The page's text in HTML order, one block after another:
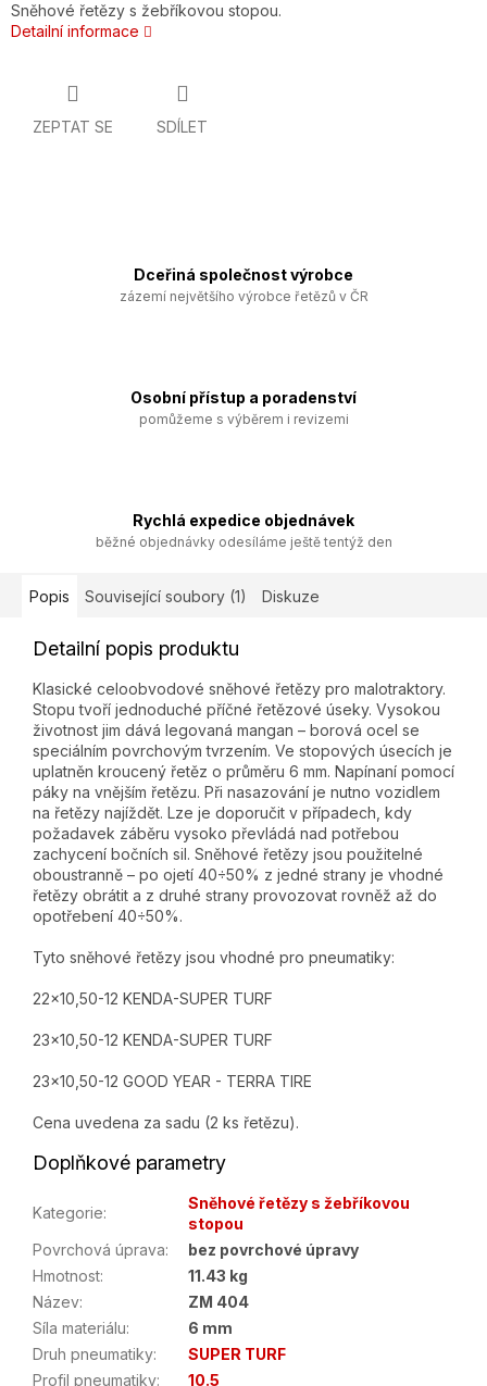
Sněhové řetězy s žebříkovou stopou.
Detailní informace
ZEPTAT SE SDÍLET
Dceřiná společnost výrobce
zázemí největšího výrobce řetězů v ČR
Osobní přístup a poradenství
pomůžeme s výběrem i revizemi
Rychlá expedice objednávek
běžné objednávky odesíláme ještě tentýž den
Popis Související soubory (1) Diskuze
Detailní popis produktu
Klasické celoobvodové sněhové řetězy pro malotraktory.
Stopu tvoří jednoduché příčné řetězové úseky. Vysokou
životnost jim dává legovaná mangan – borová ocel se
speciálním povrchovým tvrzením. Ve stopových úsecích je
uplatněn kroucený řetěz o průměru 6 mm. Napínaní pomocí
páky na vnějším řetězu. Při nasazování je nutno vozidlem
na řetězy najíždět. Lze je doporučit v případech, kdy
požadavek záběru vysoko převládá nad potřebou
zachycení bočních sil. Sněhové řetězy jsou použitelné
oboustranně – po ojetí 40÷50% z jedné strany je vhodné
řetězy obrátit a z druhé strany provozovat rovněž až do
opotřebení 40÷50%.
Tyto sněhové řetězy jsou vhodné pro pneumatiky:
22x10,50-12 KENDA-SUPER TURF
23x10,50-12 KENDA-SUPER TURF
23x10,50-12 GOOD YEAR - TERRA TIRE
Cena uvedena za sadu (2 ks řetězu).
Doplňkové parametry
Kategorie:
Sněhové řetězy s žebříkovou
stopou
Povrchová úprava:
bez povrchové úpravy
Hmotnost:
11.43 kg
Název:
ZM 404
Síla materiálu:
6 mm
Druh pneumatiky:
SUPER TURF
Profil pneumatiky:
10.5